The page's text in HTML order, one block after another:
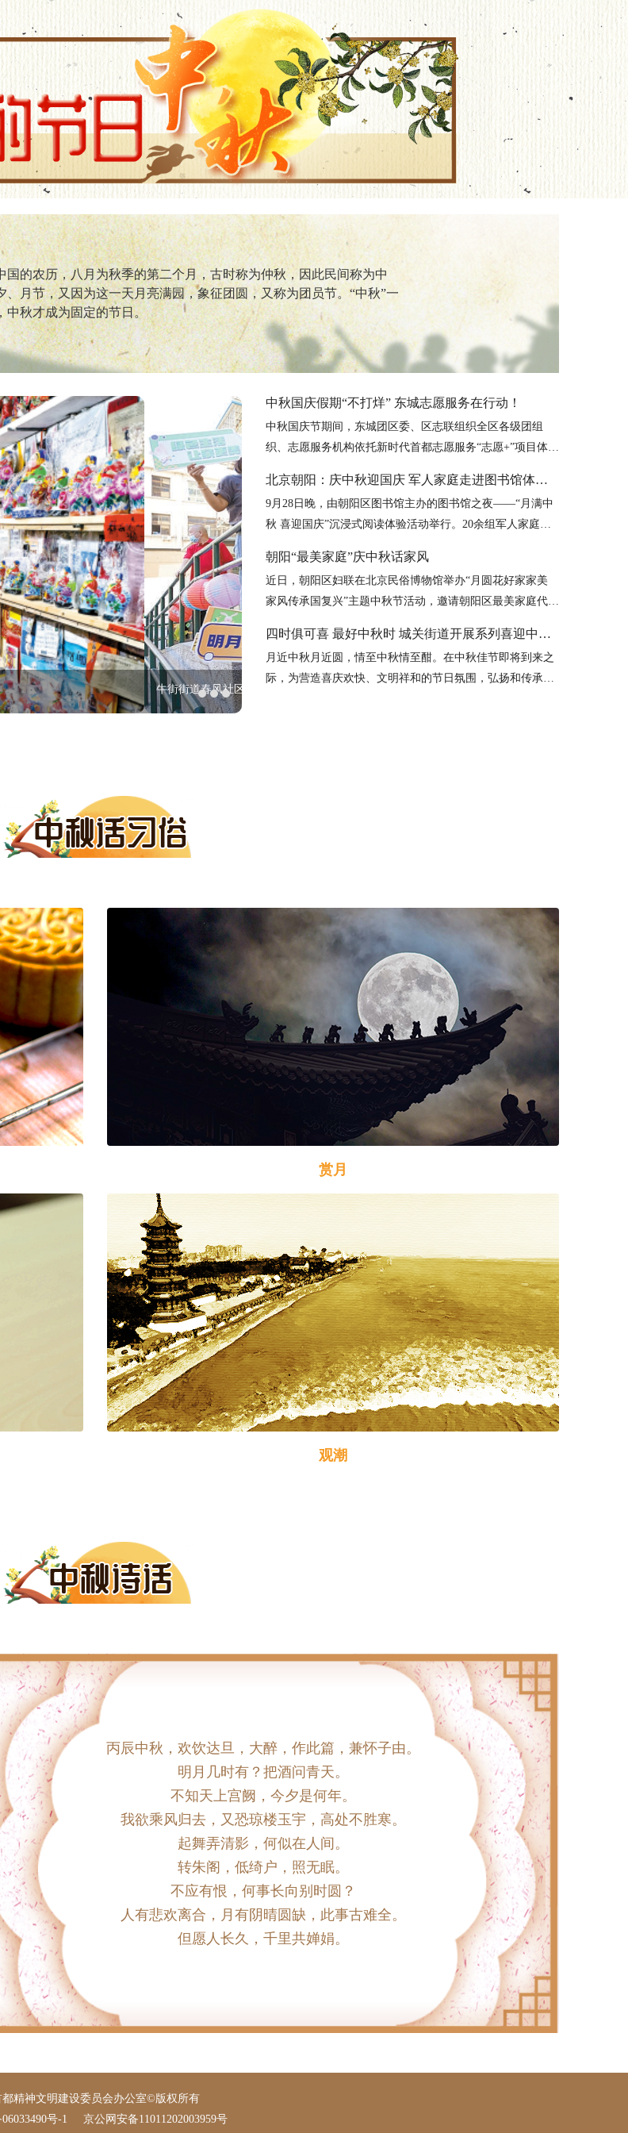
的农历，八月为秋季的第二个月，古时称为仲秋，因此民间称为中
月节，又因为这一天月亮满园，象征团圆，又称为团员节。“中秋”一
中秋才成为固定的节日。
中秋国庆假期“不打烊” 东城志愿服务在行动！
中秋国庆节期间，东城团区委、区志联组织全区各级团组
织、志愿服务机构依托新时代首都志愿服务“志愿+”项目体
愿服务活动。假期期间，全区累计上岗志愿者2500余人次，
累计服务时长10000余小时。
北京朝阳：庆中秋迎国庆 军人家庭走进图书馆体验沉浸式阅读
9月28日晚，由朝阳区图书馆主办的图书馆之夜——“月满中
秋 喜迎国庆”沉浸式阅读体验活动举行。20余组军人家庭代
乐。
朝阳“最美家庭”庆中秋话家风
近日，朝阳区妇联在北京民俗博物馆举办“月圆花好家家美
家风传承国复兴”主题中秋节活动，邀请朝阳区最美家庭代表
书记郑宇，副区长、区妇儿工委常务副主任杨蓓蓓参加。
四时俱可喜 最好中秋时 城关街道开展系列喜迎中秋活动
月近中秋月近圆，情至中秋情至酣。在中秋佳节即将到来之
际，为营造喜庆欢快、文明祥和的节日氛围，弘扬和传承中
月正
词，最
饼形
圆的
饼的
细，
娥奔
人之
为天
赏月
月”，即祭拜月神。到了周代，每逢中秋夜都要举行迎寒和祭月。设大香
案，摆上月饼、西瓜、苹果、李子、葡萄等时令水果，其中月饼和西瓜是
绝对不能少的。西瓜还要切成莲花状。
在唐代，中秋赏月、玩月颇为盛行。在宋代，中秋赏月之风更盛，据
《东京梦华录》记载：“中秋夜，贵家结饰台榭，民间争占酒楼玩月”。每
逢这一日，京城的所有店家、酒楼都要重新装饰门面，牌楼上扎绸挂彩，
出售新鲜佳果和精制食品，夜市热闹非凡，百姓们多登上楼台，一些富户
人家在自己的楼台亭阁上赏月，并摆上食品或安排家宴，团圆子女，共同
赏月叙谈。
明清以后，中秋节赏月风俗依旧，许多地方形成了烧斗香、树中秋、
点塔灯、放天灯、走月亮、舞火龙等特殊风俗。
赏月
前半个
摊子，
爷，人
在宋代达到了空前的巅峰。“定知玉兔十分圆，已作霜风九月寒。寄语重门
休上钥，夜潮留向月中看。”这是宋代大诗人苏轼在《八月十五日看潮》
(其一)中描写的中秋观潮的盛景。
观潮
丙辰中秋，欢饮达旦，大醉，作此篇，兼怀子由。
明月几时有？把酒问青天。
不知天上宫阙，今夕是何年。
我欲乘风归去，又恐琼楼玉宇，高处不胜寒。
起舞弄清影，何似在人间。
转朱阁，低绮户，照无眠。
不应有恨，何事长向别时圆？
人有悲欢离合，月有阴晴圆缺，此事古难全。
但愿人长久，千里共婵娟。
都精神文明建设委员会办公室©版权所有
号-1
京公网安备11011202003959号